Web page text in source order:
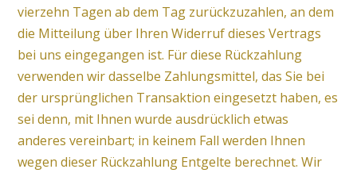
vierzehn Tagen ab dem Tag zurückzuzahlen, an dem
die Mitteilung über Ihren Widerruf dieses Vertrags
bei uns eingegangen ist. Für diese Rückzahlung
verwenden wir dasselbe Zahlungsmittel, das Sie bei
der ursprünglichen Transaktion eingesetzt haben, es
sei denn, mit Ihnen wurde ausdrücklich etwas
anderes vereinbart; in keinem Fall werden Ihnen
wegen dieser Rückzahlung Entgelte berechnet. Wir